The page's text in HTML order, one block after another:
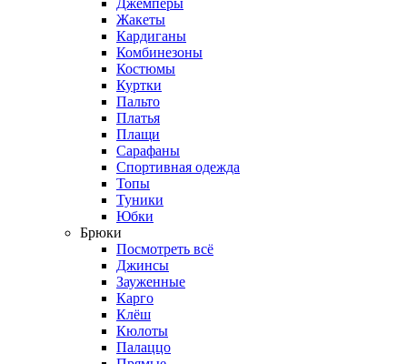
Жакеты
Кардиганы
Комбинезоны
Костюмы
Куртки
Пальто
Платья
Плащи
Сарафаны
Спортивная одежда
Топы
Туники
Юбки
Брюки
Посмотреть всё
Джинсы
Зауженные
Карго
Клёш
Кюлоты
Палаццо